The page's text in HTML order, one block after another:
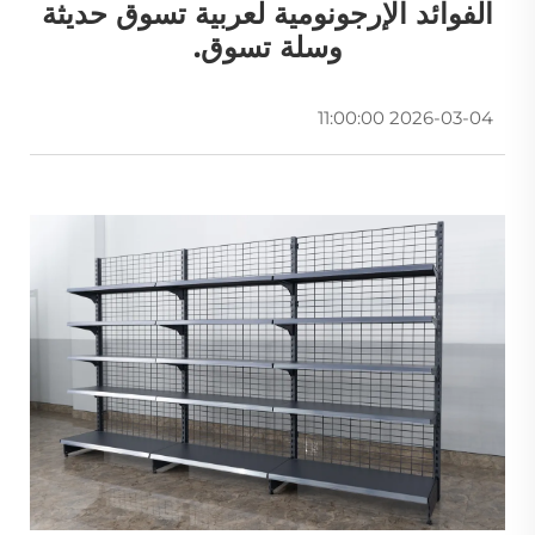
الفوائد الإرجونومية لعربية تسوق حديثة
وسلة تسوق.
2026-03-04 11:00:00